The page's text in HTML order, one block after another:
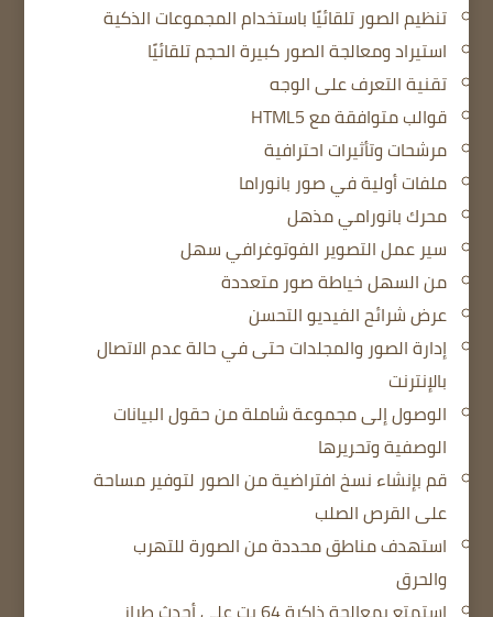
تنظيم الصور تلقائيًا باستخدام المجموعات الذكية
استيراد ومعالجة الصور كبيرة الحجم تلقائيًا
تقنية التعرف على الوجه
قوالب متوافقة مع HTML5
مرشحات وتأثيرات احترافية
ملفات أولية في صور بانوراما
محرك بانورامي مذهل
سير عمل التصوير الفوتوغرافي سهل
من السهل خياطة صور متعددة
عرض شرائح الفيديو التحسن
إدارة الصور والمجلدات حتى في حالة عدم الاتصال
بالإنترنت
الوصول إلى مجموعة شاملة من حقول البيانات
الوصفية وتحريرها
قم بإنشاء نسخ افتراضية من الصور لتوفير مساحة
على القرص الصلب
استهدف مناطق محددة من الصورة للتهرب
والحرق